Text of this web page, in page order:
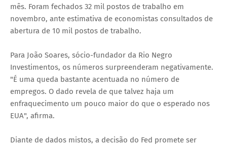
mês. Foram fechados 32 mil postos de trabalho em
novembro, ante estimativa de economistas consultados de
abertura de 10 mil postos de trabalho.
Para João Soares, sócio-fundador da Rio Negro
Investimentos, os números surpreenderam negativamente.
"É uma queda bastante acentuada no número de
empregos. O dado revela de que talvez haja um
enfraquecimento um pouco maior do que o esperado nos
EUA", afirma.
Diante de dados mistos, a decisão do Fed promete ser